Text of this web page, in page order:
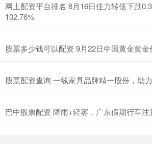
网上配资平台排名 8月16日佳力转债下跌
102.76%
股票多少钱可以配资 9月22日中国黄金黄
股票配资查询 一线家具品牌精一股份，助
巴中股票配资 降雨+轻雾，广东假期行车